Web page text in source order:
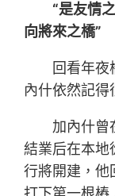
“是友情
向將來之橋”
回看年
內什依然記得
加內什曾
結業后在本地
行將開建，他